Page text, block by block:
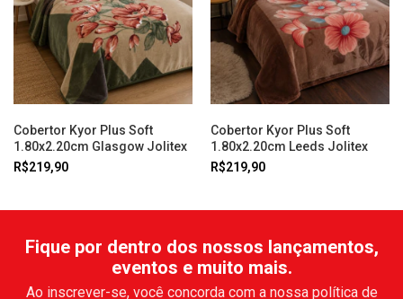
Cobertor Kyor Plus Soft
1.80x2.20cm Glasgow Jolitex
R$219,90
Cobertor Kyor Plus Soft
1.80x2.20cm Leeds Jolitex
R$219,90
Fique por dentro dos nossos lançamentos,
eventos e muito mais.
Ao inscrever-se, você concorda com a nossa política de